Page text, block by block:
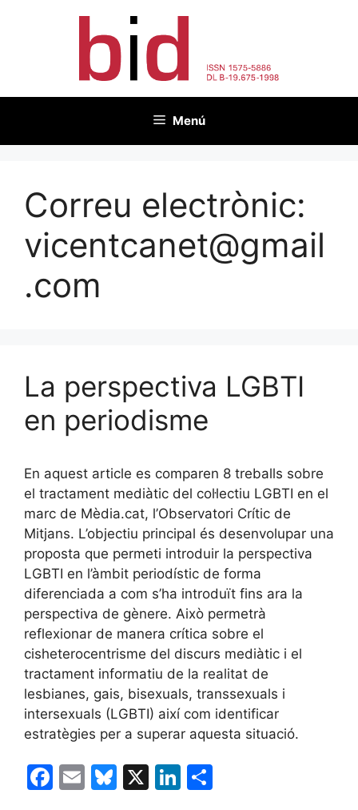
Menú
Correu electrònic:
vicentcanet@gmail
.com
La perspectiva LGBTI
en periodisme
En aquest article es comparen 8 treballs sobre
el tractament mediàtic del col·lectiu LGBTI en el
marc de Mèdia.cat, l’Observatori Crític de
Mitjans. L’objectiu principal és desenvolupar una
proposta que permeti introduir la perspectiva
LGBTI en l’àmbit periodístic de forma
diferenciada a com s’ha introduït fins ara la
perspectiva de gènere. Això permetrà
reflexionar de manera crítica sobre el
cisheterocentrisme del discurs mediàtic i el
tractament informatiu de la realitat de
lesbianes, gais, bisexuals, transsexuals i
intersexuals (LGBTI) així com identificar
estratègies per a superar aquesta situació.
F
E
Bl X
Li